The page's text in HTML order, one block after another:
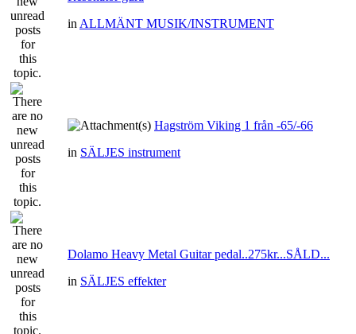
in ALLMÄNT MUSIK/INSTRUMENT
Hagström Viking 1 från -65/-66
in SÄLJES instrument
Dolamo Heavy Metal Guitar pedal..275kr...SÅLD...
in SÄLJES effekter